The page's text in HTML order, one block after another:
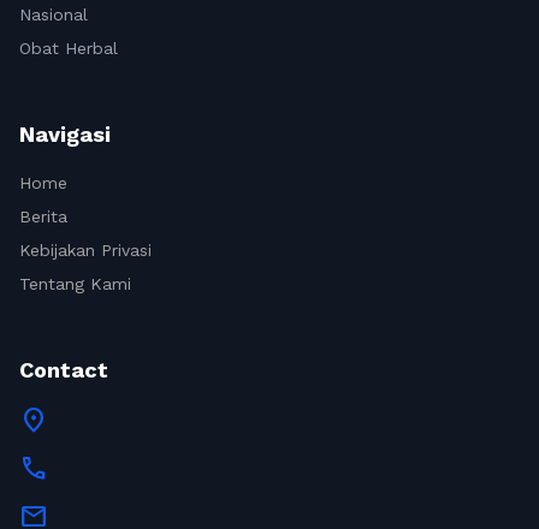
Nasional
Obat Herbal
Navigasi
Home
Berita
Kebijakan Privasi
Tentang Kami
Contact
location_on
call
mail